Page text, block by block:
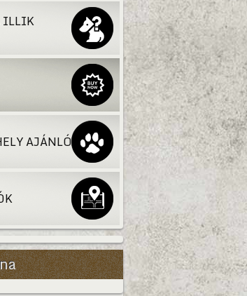
ILLIK
AJÁNLÓ